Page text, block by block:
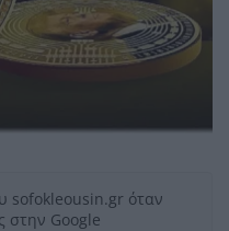
sofokleousin.gr όταν
στην Google